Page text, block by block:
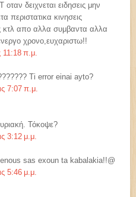
δειχνεται ειδησεις μην
περιστατικα κινησεις
κτλ απο αλλα συμβαντα αλλα
χρονο,ευχαριστω!!
11:18 π.μ.
Ti error einai ayto?
7:07 π.μ.
Τόκοψε?
3:12 μ.μ.
sas exoun ta kabalakia!!@
5:46 μ.μ.